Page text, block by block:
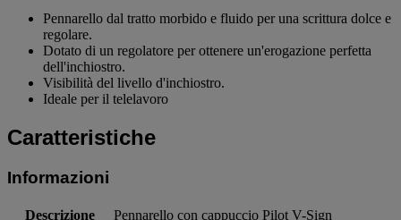
Pennarello dal tratto morbido e fluido per una scrittura dolce e
regolare.
Dotato di un regolatore per ottenere un'erogazione perfetta
dell'inchiostro.
Visibilità del livello d'inchiostro.
Ideale per il telelavoro
Caratteristiche
Informazioni
Descrizione Pennarello con cappuccio Pilot V-Sign